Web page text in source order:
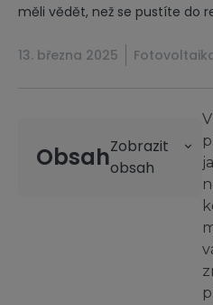
měli vědět, než se pustíte do
13. března 2025
Obsah